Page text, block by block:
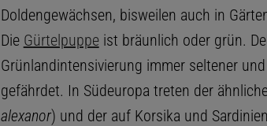
Doldengewächsen, bisweilen auch in
Die Gürtelpuppeist bräunlich oder grün.
Grünlandintensivierung immer seltener
gefährdet. In Südeuropa treten der
alexanor) und der auf Korsika und